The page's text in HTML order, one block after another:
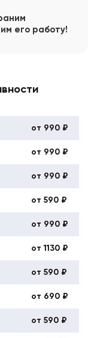
его работу!
от 990 ₽
от 990 ₽
от 990 ₽
от 590 ₽
от 990 ₽
от 1130 ₽
от 590 ₽
от 690 ₽
от 590 ₽